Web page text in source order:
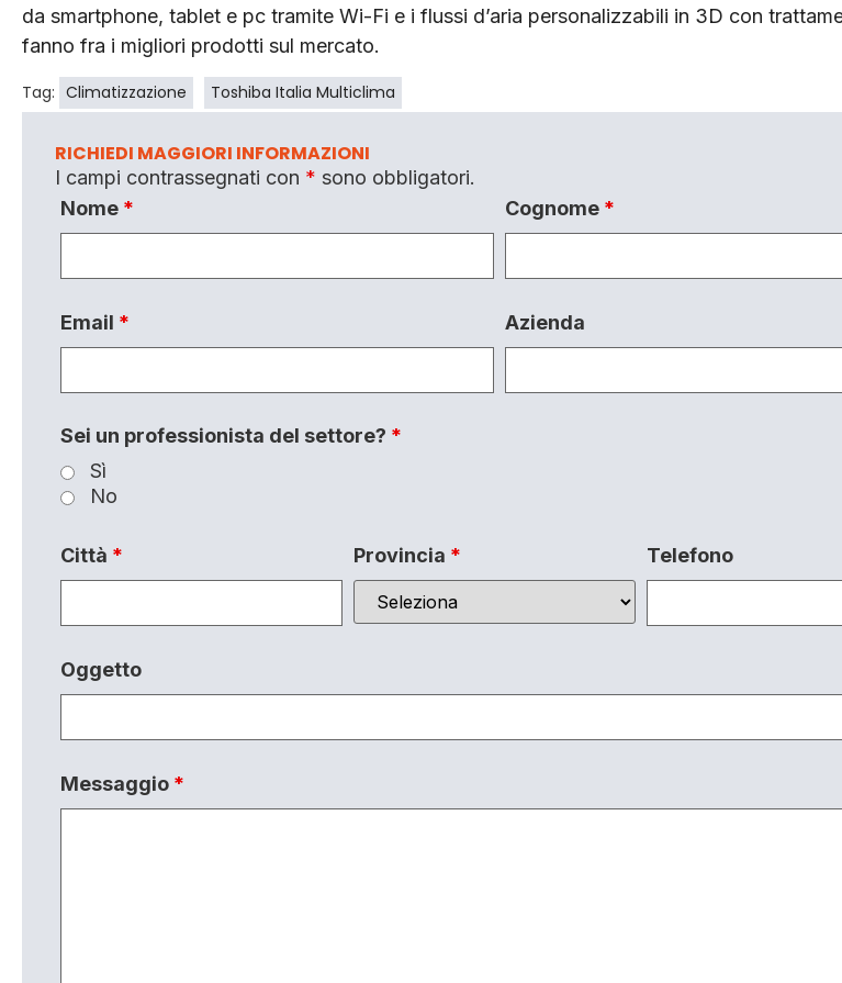
da smartphone, tablet e pc tramite Wi-Fi e i flussi d’aria personalizzabili in 3D con
fanno fra i migliori prodotti sul mercato.
Tag: Climatizzazione Toshiba Italia Multiclima
RICHIEDI MAGGIORI INFORMAZIONI
I campi contrassegnati con * sono obbligatori.
Nome * Cognome *
Email * Azienda
Sei un professionista del settore? *
Sì
No
Città * Provincia * Telefono
Oggetto
Messaggio *